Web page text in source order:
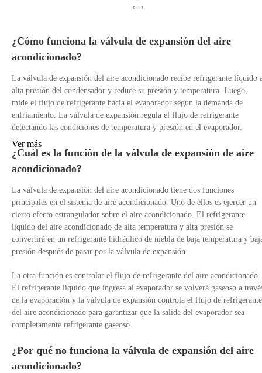
¿Cómo funciona la válvula de expansión del aire
acondicionado?
La válvula de expansión del aire acondicionado recibe refrigerante líquido
alta presión del condensador y reduce su presión y temperatura. Luego,
mide el flujo de refrigerante hacia el evaporador según la demanda de
enfriamiento. La válvula de expansión regula el flujo de refrigerante
detectando las condiciones de temperatura y presión en el evaporador.
¿Cuál es la función de la válvula de expansión de aire
acondicionado?
La válvula de expansión del aire acondicionado tiene dos funciones
principales en el sistema de aire acondicionado. Uno de ellos es ejercer un
cierto efecto estrangulador sobre el aire acondicionado. El refrigerante
líquido del aire acondicionado de alta temperatura y alta presión se
convertirá en un refrigerante hidráulico de niebla de baja temperatura y
presión después de pasar por la válvula de expansión.
La otra función es controlar el flujo de refrigerante del aire acondicionado.
El refrigerante líquido que ingresa al evaporador se volverá gaseoso a
de la evaporación y la válvula de expansión controla el flujo de refrigerante
del aire acondicionado para garantizar que la salida del evaporador sea
completamente refrigerante gaseoso.
¿Por qué no funciona la válvula de expansión del aire
acondicionado?
Ver más